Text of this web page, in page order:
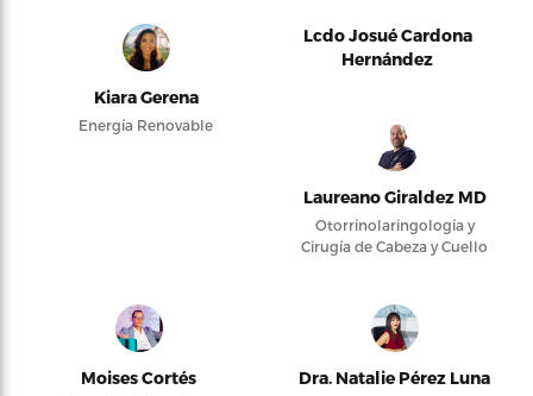
Kiara Gerena
Energía Renovable
Lcdo Josué Cardona
Hernández
Laureano Giraldez MD
Otorrinolaringología y
Cirugía de Cabeza y Cuello
Moises Cortés Dra. Natalie Pérez Luna